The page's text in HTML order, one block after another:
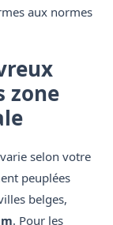
aux normes
zone
selon votre
peuplées
belges,
. Pour les